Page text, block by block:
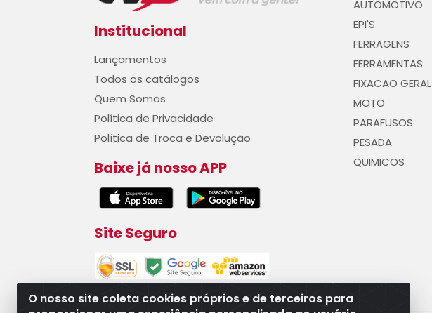
O nosso site coleta cookies próprios e de terceiros para
Institucional
Lançamentos
Todos os catálogos
Quem Somos
Política de Privacidade
Política de Troca e Devolução
Baixe já nosso APP
Site Seguro
AUTOMOTIVO
EPI'S
FERRAGENS
FERRAMENTAS
FIXACAO GERAL
MOTO
PARAFUSOS
PESADA
QUIMICOS